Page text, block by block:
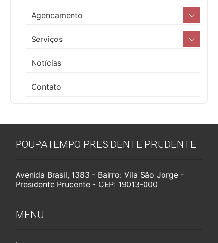
Agendamento
Serviços
Notícias
Contato
POUPATEMPO PRESIDENTE PRUDENTE
Avenida Brasil, 1383 - Bairro: Vila São Jorge -
Presidente Prudente - CEP: 19013-000
MENU